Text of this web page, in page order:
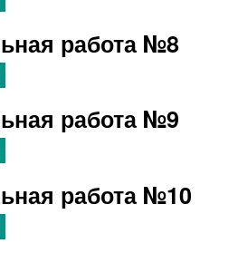
работа №8
работа №9
работа №10